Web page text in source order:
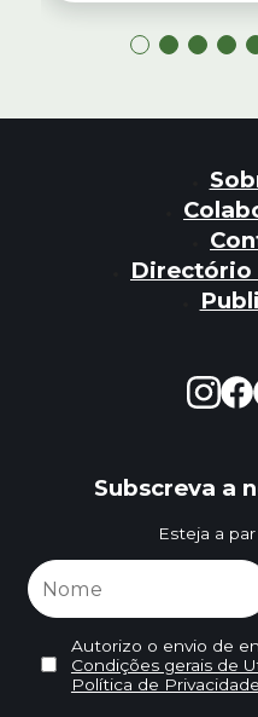
Directório
Subscreva a
Esteja a
Autorizo o envio de
Condições gerais de
Política de